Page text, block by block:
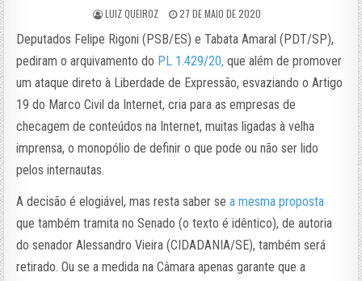
LUIZ QUEIROZ 27 DE MAIO DE 2020
Deputados Felipe Rigoni (PSB/ES) e Tabata Amaral (PDT/SP),
pediram o arquivamento do PL 1.429/20,que além de promover
um ataque direto à Liberdade de Expressão, esvaziando o Artigo
19 do Marco Civil da Internet, cria para as empresas de
checagem de conteúdos na Internet, muitas ligadas à velha
imprensa, o monopólio de definir o que pode ou não ser lido
pelos internautas.
A decisão é elogiável, mas resta saber sea mesma proposta
que também tramita no Senado (o texto é idêntico), de autoria
do senador Alessandro Vieira (CIDADANIA/SE), também será
retirado. Ou se a medida na Câmara apenas garante que a